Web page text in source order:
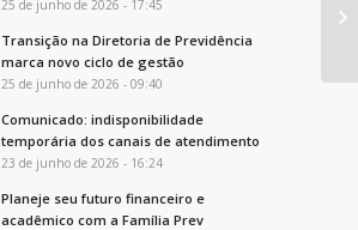
25 de junho de 2026 - 17:45
Transição na Diretoria de Previdência
marca novo ciclo de gestão
25 de junho de 2026 - 09:40
Comunicado: indisponibilidade
temporária dos canais de atendimento
23 de junho de 2026 - 16:24
Planeje seu futuro financeiro e
acadêmico com a Família Prev